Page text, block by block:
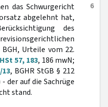
6
das Schwurgericht
abgelehnt hat,
des
Urteile vom 22.
57, 183, 186 mwN;
13, BGHR StGB § 212
der auf die Sachrüge
stand.